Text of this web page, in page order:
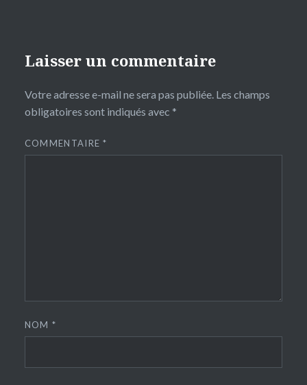
Laisser un commentaire
Votre adresse e-mail ne sera pas publiée. Les champs
obligatoires sont indiqués avec *
COMMENTAIRE*
NOM*